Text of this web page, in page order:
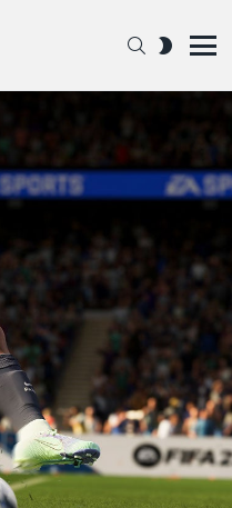
SEARCHSWITCH